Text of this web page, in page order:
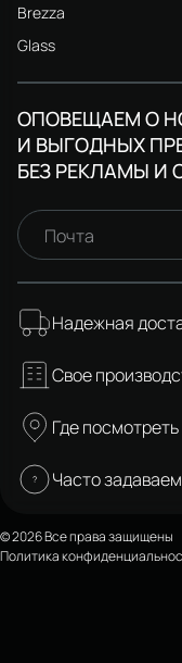
Brezza
Glass
ОПОВЕЩАЕМ О
И ВЫГОДНЫХ
БЕЗ РЕКЛАМЫ И
Почта
Надежная
Свое
Где посмотреть
Часто
© 2026 Все права защищены
Политика